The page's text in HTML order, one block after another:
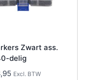
Zwart ass.
delig
Excl. BTW